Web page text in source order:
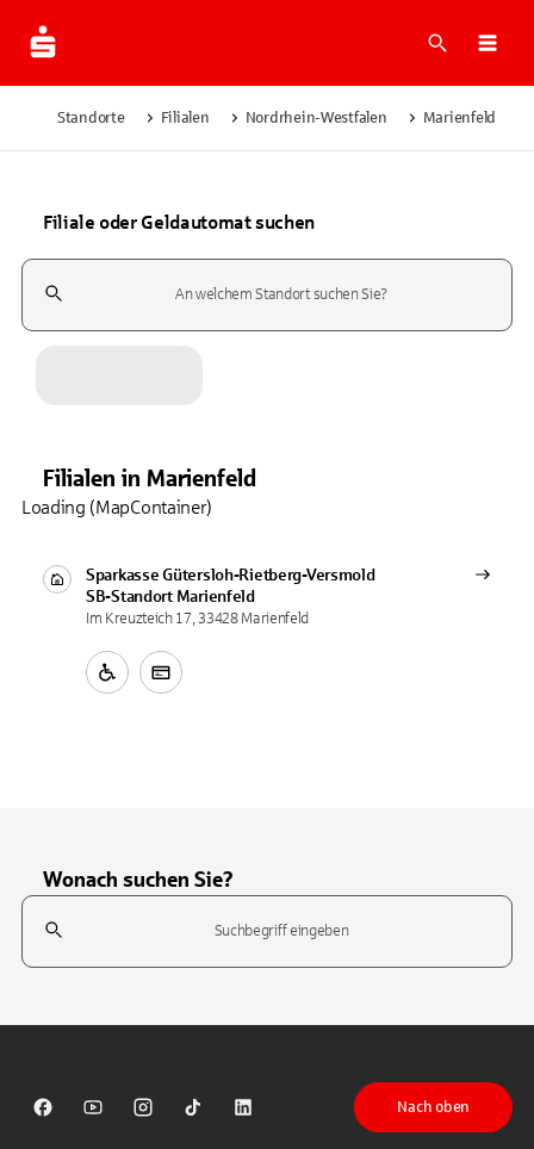
Suche
Standorte Filialen Nordrhein-Westfalen Marienfeld
Filiale oder Geldautomat suchen
Suchfeld
Filialen in Marienfeld
Sparkasse Gütersloh-Rietberg-Versmold
SB-Standort Marienfeld
Im Kreuzteich 17, 33428 Marienfeld
Loading (MapContainer)
Wonach suchen Sie?
Suchfeld
Sparkasse auf Facebook
Sparkasse auf Youtube
Sparkasse auf Instagram
Sparkasse auf TikTok
Sparkasse auf LinkedIn
Nach oben